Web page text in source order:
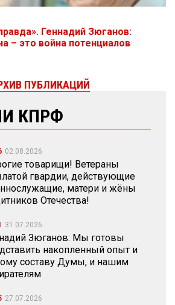
КПРФ
02.08.2026
товарищи! Ветераны
гвардии, действующие
матери и жёны
Отечества!
31.07.2026
Зюганов: Мы готовы
накопленный опыт и
составу Думы, и нашим
27.07.2026
Геннадий Зюганов:
– это война потенциалов
ПУБЛИКАЦИЙ